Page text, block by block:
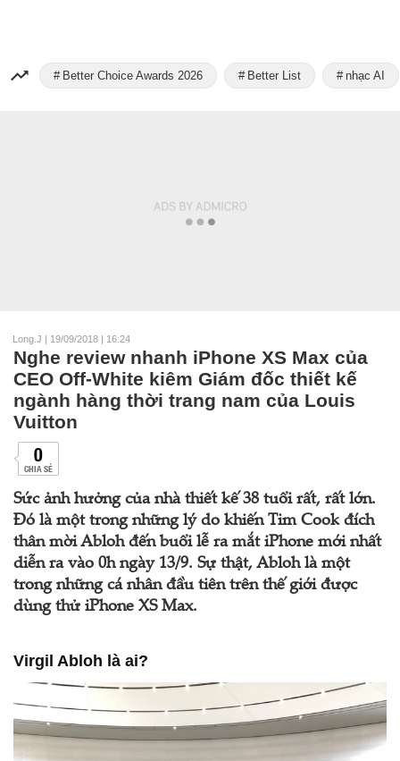
Better Choice Awards 2026 Better List nhạc AI
Long.J | 19/09/2018 | 16:24
Nghe review nhanh iPhone XS Max của
CEO Off-White kiêm Giám đốc thiết kế
ngành hàng thời trang nam của Louis
Vuitton
0
CHIA SẺ
Sức ảnh hưởng của nhà thiết kế 38 tuổi rất, rất lớn.
Đó là một trong những lý do khiến Tim Cook đích
thân mời Abloh đến buổi lễ ra mắt iPhone mới nhất
diễn ra vào 0h ngày 13/9. Sự thật, Abloh là một
trong những cá nhân đầu tiên trên thế giới được
dùng thử iPhone XS Max.
Virgil Abloh là ai?